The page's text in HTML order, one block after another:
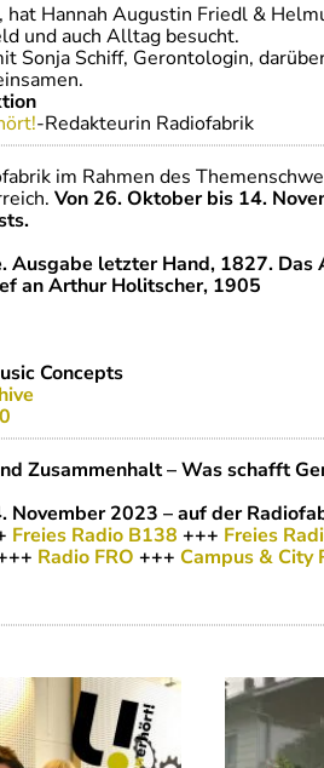
hat Hannah Augustin Friedl &
und auch Alltag besucht.
Sonja Schiff, Gerontologin,
-Redakteurin Radiofabrik
im Rahmen des
Von 26. Oktober bis 14.
Ausgabe letzter Hand, 1827.
an Arthur Holitscher, 1905
Concepts
Zusammenhalt – Was schafft
November 2023 – auf der
Freies Radio B138 +++ Freies
Radio FRO +++ Campus & City